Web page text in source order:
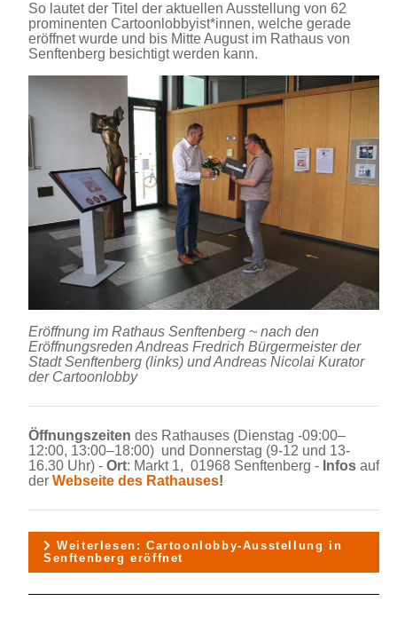
So lautet der Titel der aktuellen Ausstellung von 62
prominenten Cartoonlobbyist*innen, welche gerade
eröffnet wurde und bis Mitte August im Rathaus von
Senftenberg besichtigt werden kann.
Eröffnung im Rathaus Senftenberg ~ nach den
Eröffnungsreden Andreas Fredrich Bürgermeister der
Stadt Senftenberg (links) und Andreas Nicolai Kurator
der Cartoonlobby
Öffnungszeiten des Rathauses (Dienstag -09:00–
12:00, 13:00–18:00) und Donnerstag (9-12 und 13-
16.30 Uhr) - Ort: Markt 1, 01968 Senftenberg - Infos auf
der Webseite des Rathauses!
Weiterlesen: Cartoonlobby-Ausstellung in
Senftenberg eröffnet